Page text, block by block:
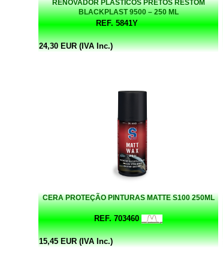
RENOVADOR PLASTICOS PRETOS RESTOM
BLACKPLAST 9500 – 250 ML
REF. 5841Y
24,30 EUR (IVA Inc.)
CERA PROTEÇÃO PINTURAS MATTE S100 250ML
REF. 703460
15,45 EUR (IVA Inc.)